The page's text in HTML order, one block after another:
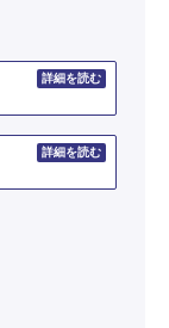
詳細を読む
詳細を読む